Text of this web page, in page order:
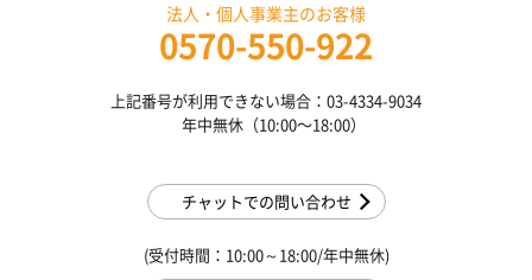
法人・個人事業主のお客様
0570-550-922
上記番号が利用できない場合：03-4334-9034
年中無休（10:00〜18:00）
チャットでの問い合わせ
(受付時間：10:00～18:00/年中無休)